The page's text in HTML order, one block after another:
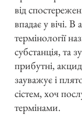
від
впадає у вічі. В
термінології
субстанція, та
прибутні,
зауважує і
сістем, хоч
термінами.